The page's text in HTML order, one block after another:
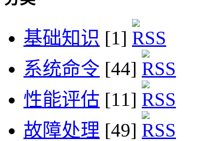
基础知识 [1]
系统命令 [44]
性能评估 [11]
故障处理 [49]